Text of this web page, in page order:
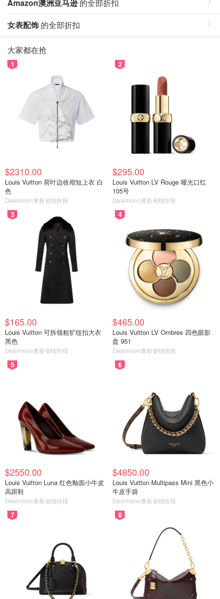
Amazon澳洲亚马逊的全部折扣
女表配饰 的全部折扣
大家都在抢
1
$2310.00
Louis Vuitton 荷叶边收褶短上衣 白
色
Dealmoon澳新省钱快报
2
$295.00
Louis Vuitton LV Rouge 哑光口红
105号
Dealmoon澳新省钱快报
3
$165.00
Louis Vuitton 可拆领粗犷纽扣大衣
黑色
Dealmoon澳新省钱快报
4
$465.00
Louis Vuitton LV Ombres 四色眼影
盘 951
Dealmoon澳新省钱快报
5
$2550.00
Louis Vuitton Luna 红色釉面小牛皮
高跟鞋
Dealmoon澳新省钱快报
6
$4850.00
Louis Vuitton Multipass Mini 黑色小
牛皮手袋
Dealmoon澳新省钱快报
7 8